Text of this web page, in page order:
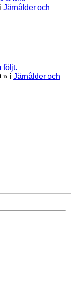
Järnålder och
följt.
» i Järnålder och